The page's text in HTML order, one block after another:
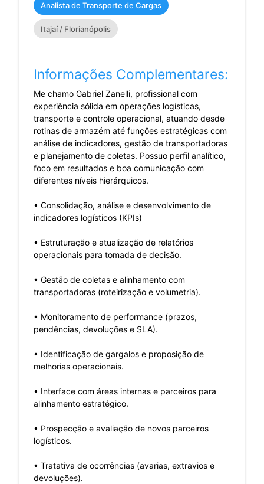
Analista de Transporte de Cargas
Itajaí / Florianópolis
Informações Complementares:
Me chamo Gabriel Zanelli, profissional com
experiência sólida em operações logísticas,
transporte e controle operacional, atuando desde
rotinas de armazém até funções estratégicas com
análise de indicadores, gestão de transportadoras
e planejamento de coletas. Possuo perfil analítico,
foco em resultados e boa comunicação com
diferentes níveis hierárquicos.
• Consolidação, análise e desenvolvimento de
indicadores logísticos (KPIs)
• Estruturação e atualização de relatórios
operacionais para tomada de decisão.
• Gestão de coletas e alinhamento com
transportadoras (roteirização e volumetria).
• Monitoramento de performance (prazos,
pendências, devoluções e SLA).
• Identificação de gargalos e proposição de
melhorias operacionais.
• Interface com áreas internas e parceiros para
alinhamento estratégico.
• Prospecção e avaliação de novos parceiros
logísticos.
• Tratativa de ocorrências (avarias, extravios e
devoluções).